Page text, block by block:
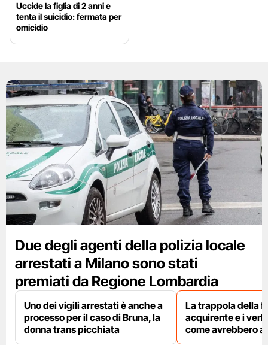
Uccide la figlia di 2 anni e
tenta il suicidio: fermata per
omicidio
Due degli agenti della polizia locale
arrestati a Milano sono stati
premiati da Regione Lombardia
Uno dei vigili arrestati è anche a
processo per il caso di Bruna, la
donna trans picchiata
La trappola della
acquirente e i
come avrebbero